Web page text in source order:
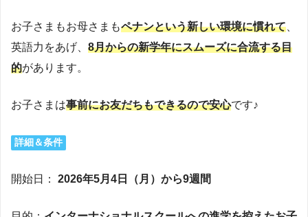
お子さまもお母さまもペナンという新しい環境に慣れて
英語力をあげ、 8月からの新学年にスムーズに合流する目
的があります。
お子さまは事前にお友だちもできるので安心です♪
詳細＆条件
開始日： 2026年5月4日（月）から9週間